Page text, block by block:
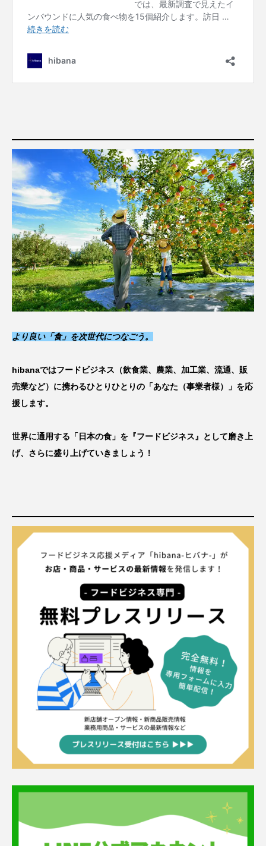
より良い「食」を次世代につなごう 。
hibanaではフードビジネス（飲食業、農業、加工業、流通、販
売業など）に携わるひとりひとりの「あなた（事業者様）」を応
援します。
世界に通用する「日本の食」を『フードビジネス』として磨き上
げ、さらに盛り上げていきましょう！